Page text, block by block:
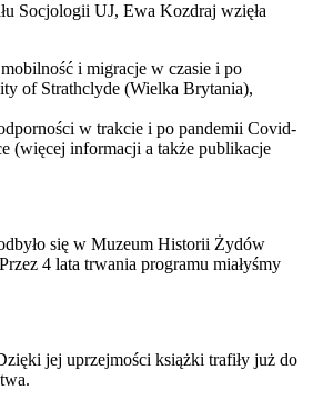
Socjologii UJ, Ewa Kozdraj wzięła
i migracje w czasie i po
of Strathclyde (Wielka Brytania),
w trakcie i po pandemii Covid-
(więcej informacji a także publikacje
się w Muzeum Historii Żydów
4 lata trwania programu miałyśmy
jej uprzejmości książki trafiły już do